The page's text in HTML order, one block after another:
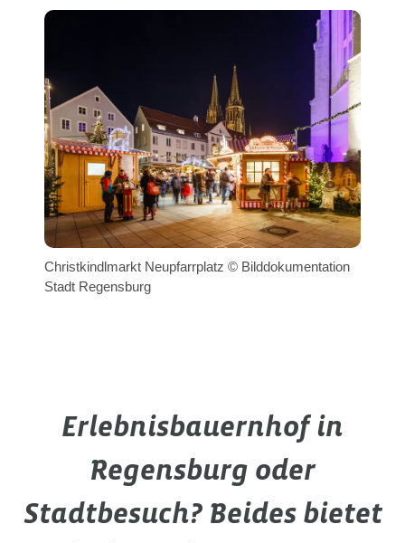
Christkindlmarkt Neupfarrplatz © Bilddokumentation
Stadt Regensburg
Erlebnisbauernhof in
Regensburg oder
Stadtbesuch? Beides bietet